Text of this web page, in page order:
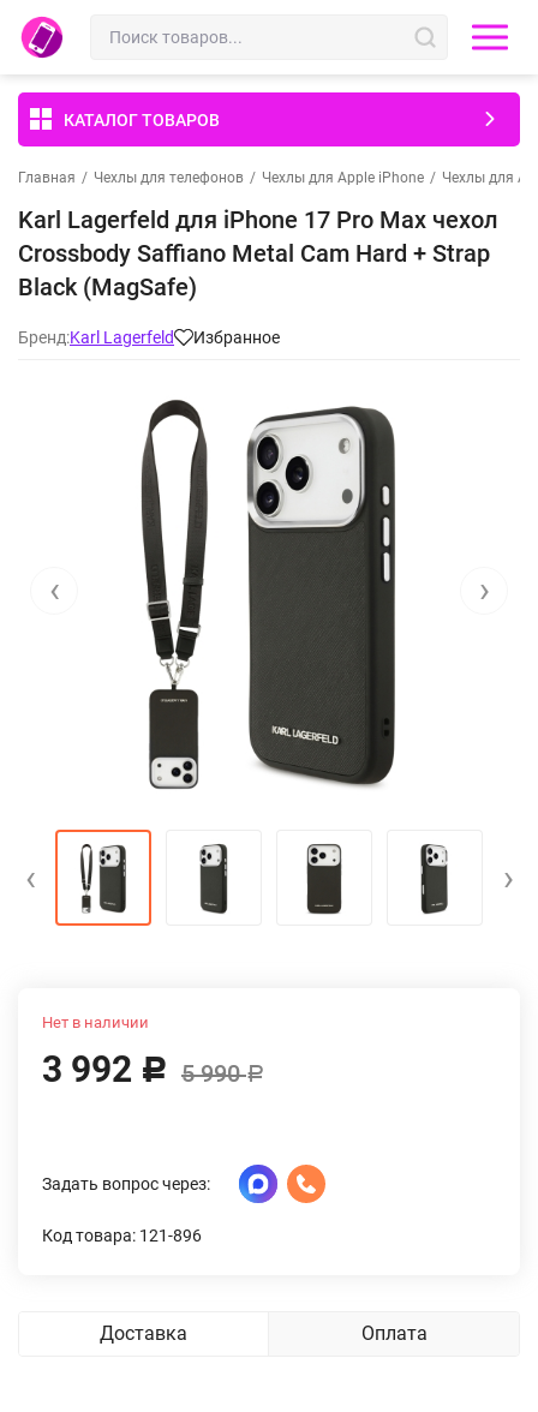
КАТАЛОГ ТОВАРОВ
Главная / Чехлы для телефонов / Чехлы для Apple iPhone / Чехлы для
Karl Lagerfeld для iPhone 17 Pro Max чехол
Crossbody Saffiano Metal Cam Hard + Strap
Black (MagSafe)
Бренд:Karl Lagerfeld Избранное
‹ ›
‹ ›
Нет в наличии
3 992 Р 5 990Р
Задать вопрос через:
Код товара: 121-896
Доставка Оплата